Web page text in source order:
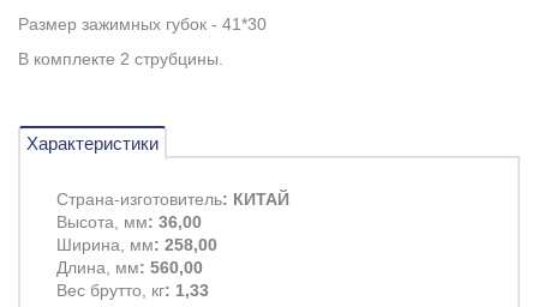
Размер зажимных губок - 41*30
В комплекте 2 струбцины.
Характеристики
Страна-изготовитель: КИТАЙ
Высота, мм: 36,00
Ширина, мм: 258,00
Длина, мм: 560,00
Вес брутто, кг: 1,33